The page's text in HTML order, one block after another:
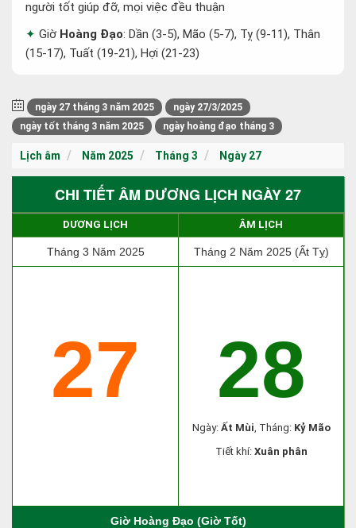
người tốt giúp đỡ, mọi việc đều thuận
Giờ Hoàng Đạo: Dần (3-5), Mão (5-7), Tỵ (9-11), Thân
(15-17), Tuất (19-21), Hợi (21-23)
ngày 27 tháng 3 năm 2025
ngày 27/3/2025
ngày tốt tháng 3 năm 2025
ngày hoàng đạo tháng 3
Lịch âm Năm 2025 Tháng 3 Ngày 27
CHI TIẾT ÂM DƯƠNG LỊCH NGÀY 27
DƯƠNG LỊCH ÂM LỊCH
Tháng 3 Năm 2025 Tháng 2 Năm 2025 (Ất Tỵ)
27 28
Ngày: Ất Mùi, Tháng: Kỷ Mão
Tiết khí: Xuân phân
Giờ Hoàng Đạo (Giờ Tốt)